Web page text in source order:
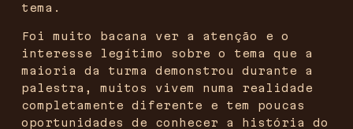
tema.
Foi muito bacana ver a atenção e o
interesse legítimo sobre o tema que a
maioria da turma demonstrou durante a
palestra, muitos vivem numa realidade
completamente diferente e tem poucas
oportunidades de conhecer a história do